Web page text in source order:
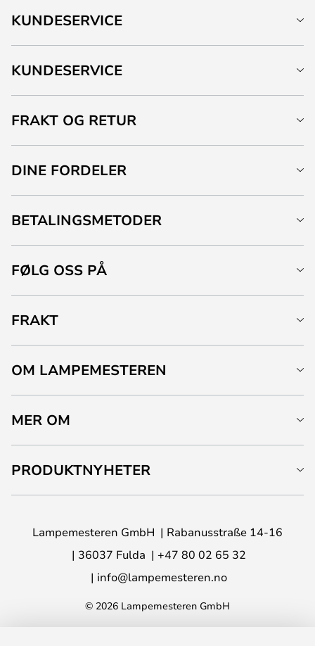
KUNDESERVICE
KUNDESERVICE
FRAKT OG RETUR
DINE FORDELER
BETALINGSMETODER
FØLG OSS PÅ
FRAKT
OM LAMPEMESTEREN
MER OM
PRODUKTNYHETER
Lampemesteren GmbH
Rabanusstraße 14-16
36037 Fulda
+47 80 02 65 32
info@lampemesteren.no
© 2026 Lampemesteren GmbH